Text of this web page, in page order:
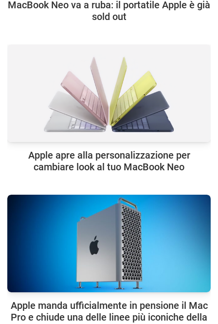
MacBook Neo va a ruba: il portatile Apple è già
sold out
Apple apre alla personalizzazione per
cambiare look al tuo MacBook Neo
Apple manda ufficialmente in pensione il Mac
Pro e chiude una delle linee più iconiche della